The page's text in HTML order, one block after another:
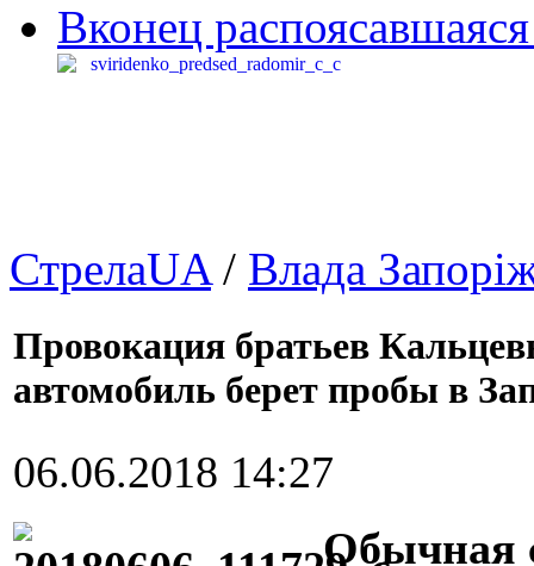
Вконец
СтрелаUA/ Влада
Провокация братьев
автомобиль берет пробы в
06.06.2018 14:27
Обычная